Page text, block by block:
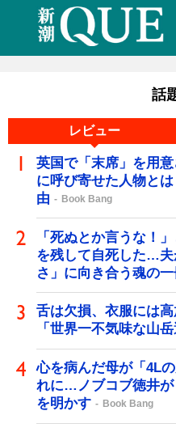
話
レビュー
英国で「末席」を用
に呼び寄せた人物と
由
Book Bang
「死ぬとか言うな！
を残して自死した…
さ」に向き合う魂の
舌は欠損、衣服には
「世界一不気味な山
心を病んだ母が「4L
れに…ノブコブ徳井が
を明かす
Book Bang